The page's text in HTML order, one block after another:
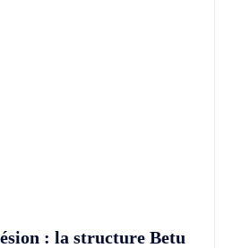
: la structure Betu